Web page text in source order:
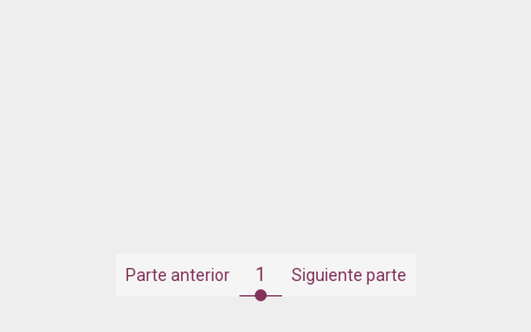
Parte anterior 1 Siguiente parte